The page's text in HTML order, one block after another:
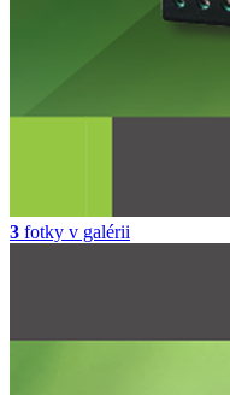
3 fotky v galérii